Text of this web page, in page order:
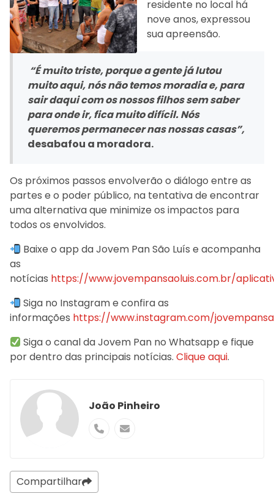
residente no local há
nove anos, expressou
sua apreensão.
“É muito triste, porque a gente já lutou
muito aqui, nós não temos moradia e, para
sair daqui com os nossos filhos sem saber
para onde ir, fica muito difícil. Nós
queremos permanecer nas nossas casas”,
desabafou a moradora.
Os próximos passos envolverão o diálogo entre as
partes e o poder público, na tentativa de encontrar
uma alternativa que minimize os impactos para
todos os envolvidos.
Baixe o app da Jovem Pan São Luís e acompanha
as
notícias https://www.jovempansaoluis.com.br/
Siga no Instagram e confira as
informações https://www.instagram.com/
Siga o canal da Jovem Pan no Whatsapp e fique
por dentro das principais notícias. Clique aqui.
João Pinheiro
Compartilhar